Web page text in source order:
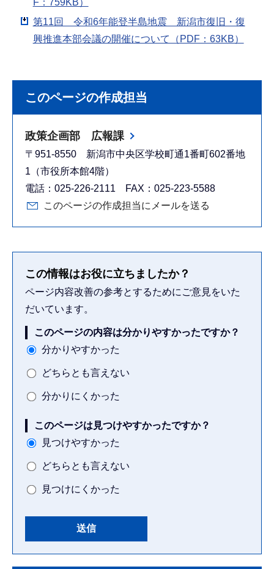
F：759KB）
第11回 令和6年能登半島地震 新潟市復旧・復
興推進本部会議の開催について（PDF：63KB）
このページの作成担当
政策企画部 広報課
〒951-8550 新潟市中央区学校町通1番町602番地
1（市役所本館4階）
電話：025-226-2111 FAX：025-223-5588
このページの作成担当にメールを送る
この情報はお役に立ちましたか？
ページ内容改善の参考とするためにご意見をいた
だいています。
このページの内容は分かりやすかったですか？
分かりやすかった
どちらとも言えない
分かりにくかった
このページは見つけやすかったですか？
見つけやすかった
どちらとも言えない
見つけにくかった